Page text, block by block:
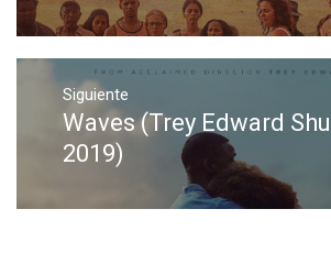
Siguiente
Entrada
siguiente:
Waves (Trey Edward
2019)